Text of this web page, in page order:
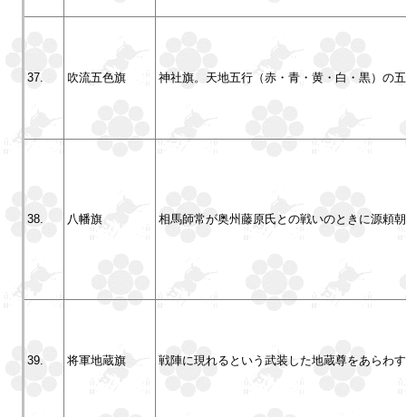
37. 吹流五色旗 神社旗。天地五行（赤・青・黄・白・黒）の
38. 八幡旗 相馬師常が奥州藤原氏との戦いのときに源頼
39. 将軍地蔵旗 戦陣に現れるという武装した地蔵尊をあらわ